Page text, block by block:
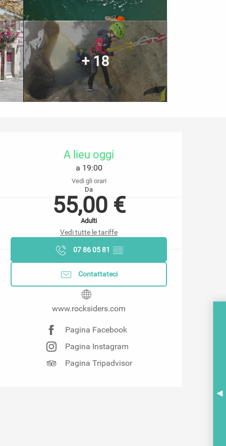
+ 18
e contatti
A lieu oggi
a 19:00
Vedi gli orari
Da
55,00 €
Adulti
Vedi tutte le tariffe
07 86 05 81 ▒▒
Contattateci
www.rocksiders.com
Pagina Facebook
Pagina Instagram
Pagina Tripadvisor